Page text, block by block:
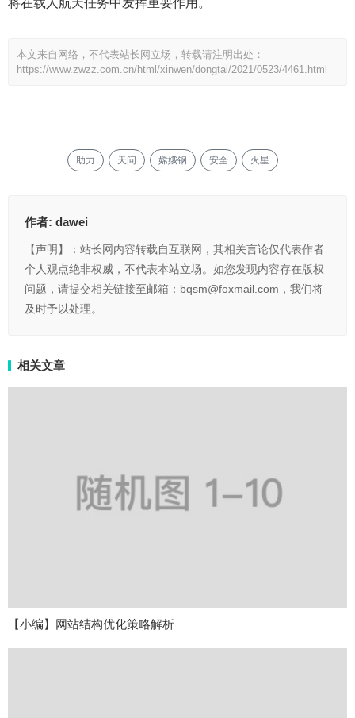
将在载人航天任务中发挥重要作用。
本文来自网络，不代表站长网立场，转载请注明出处：
https://www.zwzz.com.cn/html/xinwen/dongtai/2021/0523/4461.html
助力 天问 嫦娥钢 安全 火星
作者: dawei
【声明】：站长网内容转载自互联网，其相关言论仅代表作者
个人观点绝非权威，不代表本站立场。如您发现内容存在版权
问题，请提交相关链接至邮箱：bqsm@foxmail.com，我们将
及时予以处理。
相关文章
【小编】网站结构优化策略解析